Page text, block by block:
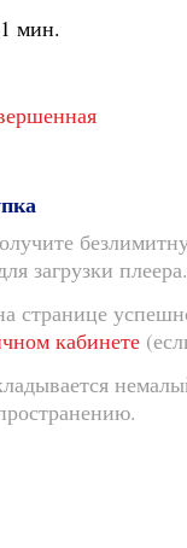
мин.
загрузки плеера.
странице
кабинете